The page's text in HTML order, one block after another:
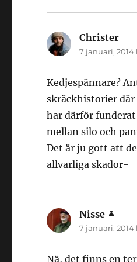
Christer
7 januari, 2014
Kedjespännare?
skräckhistorier
har därför
mellan silo och
Det är ju gott att
allvarliga skador-
Nisse
7 januari, 2014
Nä, det finns en